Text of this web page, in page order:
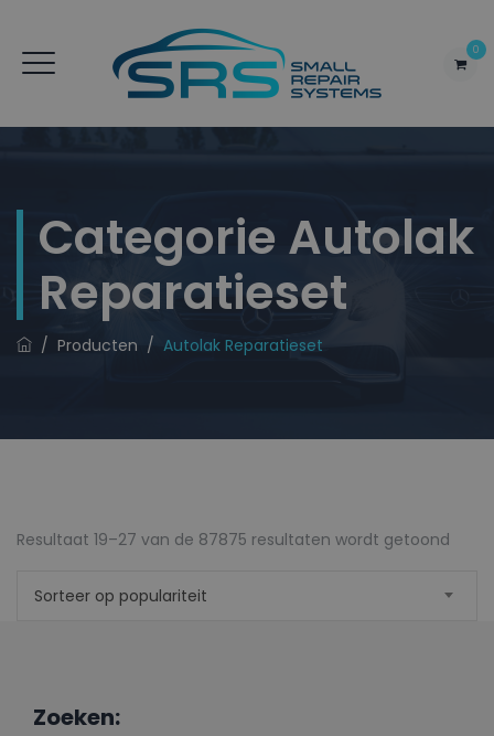
0
Categorie Autolak
Reparatieset
/ Producten / Autolak Reparatieset
Resultaat 19–27 van de 87875 resultaten wordt getoond
Sorteer op populariteit
Zoeken: